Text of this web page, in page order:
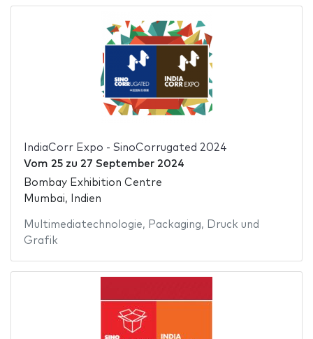
IndiaCorr Expo - SinoCorrugated 2024
Vom 25zu 27 September 2024
Bombay Exhibition Centre
Mumbai, Indien
Multimediatechnologie, Packaging,
Druck und
Grafik